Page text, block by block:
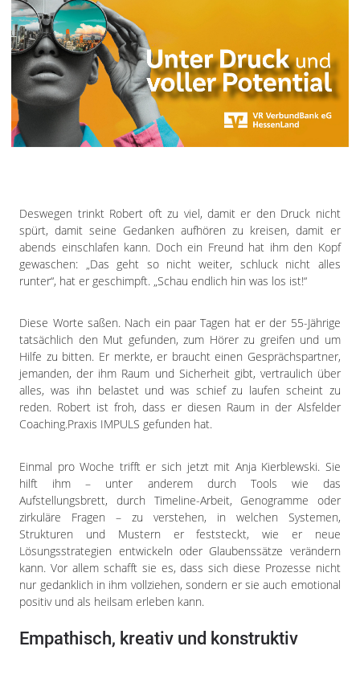
Schwalm
Fulda
Gießen
Impressum
Deswegen trinkt Robert oft zu viel, damit er den Druck nicht
spürt, damit seine Gedanken aufhören zu kreisen, damit er
abends einschlafen kann. Doch ein Freund hat ihm den Kopf
gewaschen: „Das geht so nicht weiter, schluck nicht alles
runter“, hat er geschimpft. „Schau endlich hin was los ist!“
Diese Worte saßen. Nach ein paar Tagen hat er der 55-Jährige
tatsächlich den Mut gefunden, zum Hörer zu greifen und um
Hilfe zu bitten. Er merkte, er braucht einen Gesprächspartner,
jemanden, der ihm Raum und Sicherheit gibt, vertraulich über
alles, was ihn belastet und was schief zu laufen scheint zu
reden. Robert ist froh, dass er diesen Raum in der Alsfelder
Coaching.Praxis IMPULS gefunden hat.
Einmal pro Woche trifft er sich jetzt mit Anja Kierblewski. Sie
hilft ihm – unter anderem durch Tools wie das
Aufstellungsbrett, durch Timeline-Arbeit, Genogramme oder
zirkuläre Fragen – zu verstehen, in welchen Systemen,
Strukturen und Mustern er feststeckt, wie er neue
Lösungsstrategien entwickeln oder Glaubenssätze verändern
kann. Vor allem schafft sie es, dass sich diese Prozesse nicht
nur gedanklich in ihm vollziehen, sondern er sie auch emotional
positiv und als heilsam erleben kann.
Empathisch, kreativ und konstruktiv